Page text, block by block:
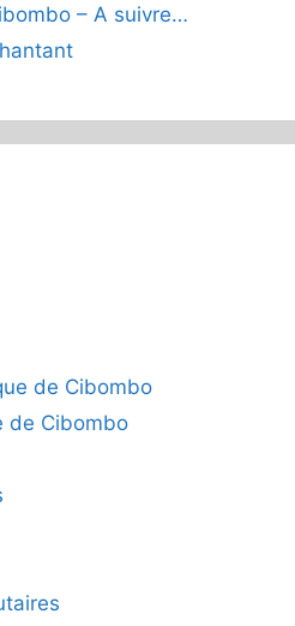
– A suivre…
de Cibombo
de Cibombo